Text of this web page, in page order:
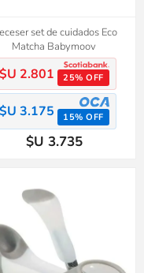
set de cuidados Eco
Matcha Babymoov
$U 2.801 25% OFF
$U 3.175 15% OFF
$U 3.735